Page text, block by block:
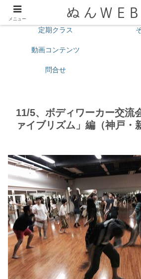
プロフィール
定期クラス
動画コンテンツ
問合せ
11/5、ボディワーカー交流
ァイブリズム」編（神戸・
メニュー